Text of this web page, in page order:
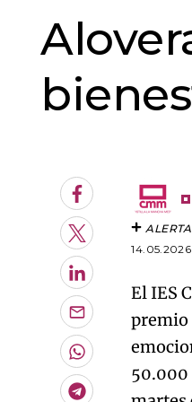
Facebook
Twitter
LinkedIn
Enviar
por
Email
Whatsapp
Telegram
14.05.2026
El IES
premio
50.000